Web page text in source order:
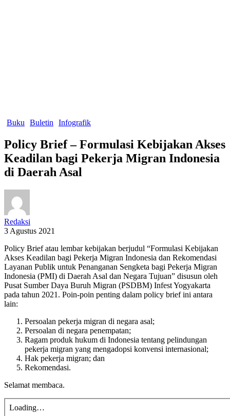
Buku Buletin Infografik
Policy Brief – Formulasi Kebijakan Akses
Keadilan bagi Pekerja Migran Indonesia
di Daerah Asal
Redaksi
3 Agustus 2021
Policy Brief atau lembar kebijakan berjudul “Formulasi Kebijakan
Akses Keadilan bagi Pekerja Migran Indonesia dan Rekomendasi
Layanan Publik untuk Penanganan Sengketa bagi Pekerja Migran
Indonesia (PMI) di Daerah Asal dan Negara Tujuan” disusun oleh
Pusat Sumber Daya Buruh Migran (PSDBM) Infest Yogyakarta
pada tahun 2021. Poin-poin penting dalam policy brief ini antara
lain:
Persoalan pekerja migran di negara asal;
Persoalan di negara penempatan;
Ragam produk hukum di Indonesia tentang pelindungan
pekerja migran yang mengadopsi konvensi internasional;
Hak pekerja migran; dan
Rekomendasi.
Selamat membaca.